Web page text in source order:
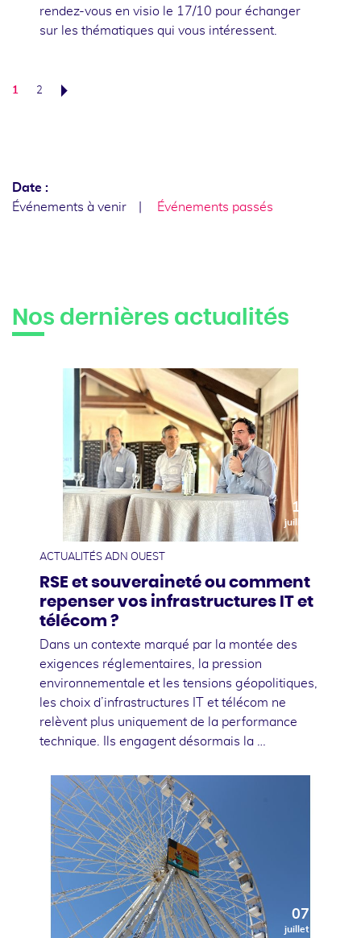
rendez-vous en visio le 17/10 pour échanger
sur les thématiques qui vous intéressent.
1 2
Date :
Événements à venir
Événements passés
Nos dernières actualités
10
juillet
ACTUALITÉS ADN OUEST
RSE et souveraineté ou comment
repenser vos infrastructures IT et
télécom ?
Dans un contexte marqué par la montée des
exigences réglementaires, la pression
environnementale et les tensions géopolitiques,
les choix d’infrastructures IT et télécom ne
relèvent plus uniquement de la performance
technique. Ils engagent désormais la …
07
juillet